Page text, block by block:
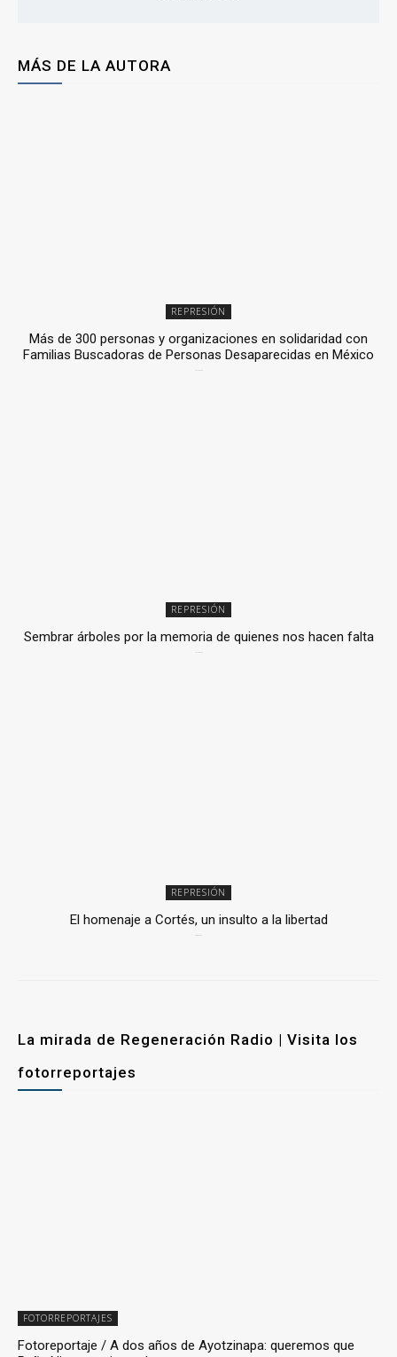
MÁS DE LA AUTORA
REPRESIÓN
Más de 300 personas y organizaciones en solidaridad con
Familias Buscadoras de Personas Desaparecidas en México
REPRESIÓN
Sembrar árboles por la memoria de quienes nos hacen falta
REPRESIÓN
El homenaje a Cortés, un insulto a la libertad
La mirada de Regeneración Radio | Visita los
fotorreportajes
FOTORREPORTAJES
Fotoreportaje / A dos años de Ayotzinapa: queremos que